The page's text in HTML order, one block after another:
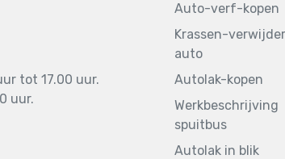
tot 17.00 uur.
uur.
Auto-verf-kopen
Krassen-
auto
Autolak-kopen
Werkbeschrijving
spuitbus
Autolak in blik